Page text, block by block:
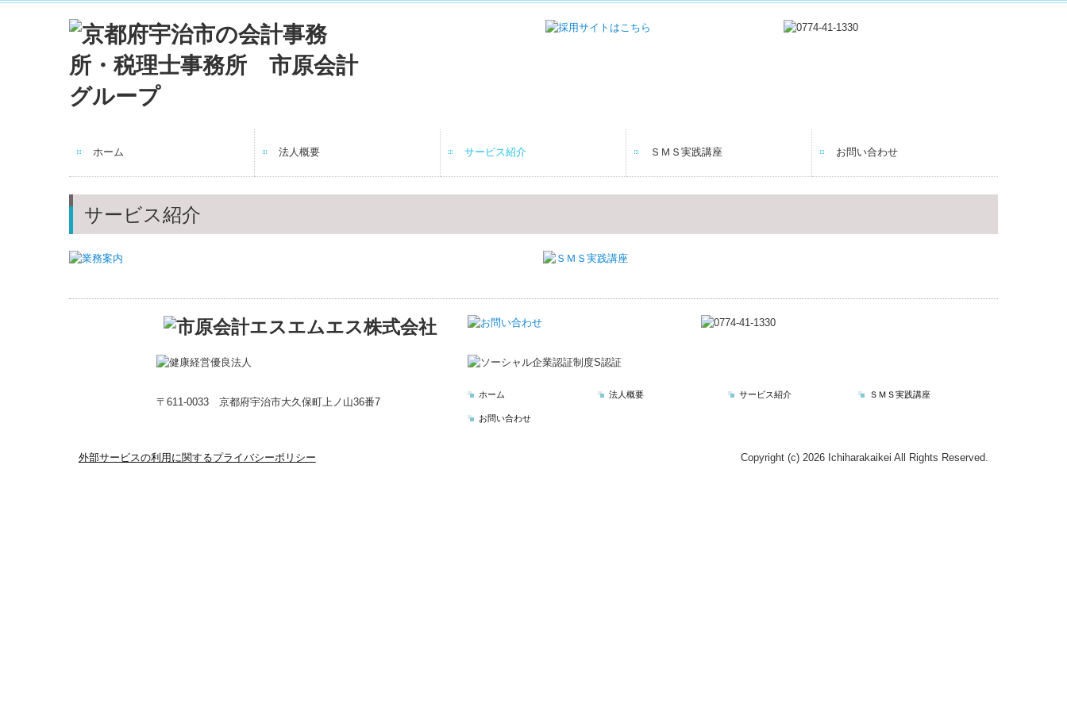
ホーム 法人概要
法人概要
企業理念
職員紹介
書籍紹介
交通案内
サービス紹介
年末調整
業務案内
ＳＭＳ実践講座 お問い合わせ
個人情報保護方針
サービス紹介
〒611-0033 京都府宇治市大久保町上ノ山36番7
ホーム 法人概要 サービス紹介 ＳＭＳ実践講座
お問い合わせ
外部サービスの利用に関するプライバシーポリシー Copyright (c) 2026 Ichiharakaikei All Rights Reserved.